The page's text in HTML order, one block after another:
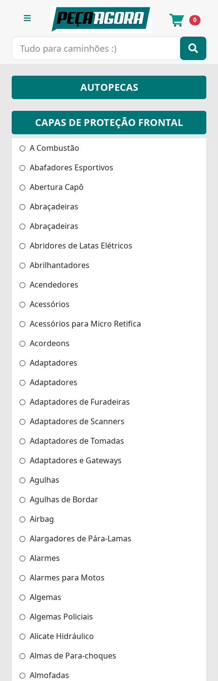
0
AUTOPECAS
CAPAS DE PROTEÇÃO FRONTAL
A Combustão
Abafadores Esportivos
Abertura Capô
Abraçadeiras
Abraçadeiras
Abridores de Latas Elétricos
Abrilhantadores
Acendedores
Acessórios
Acessórios para Micro Retifica
Acordeons
Adaptadores
Adaptadores
Adaptadores de Furadeiras
Adaptadores de Scanners
Adaptadores de Tomadas
Adaptadores e Gateways
Agulhas
Agulhas de Bordar
Airbag
Alargadores de Pára-Lamas
Alarmes
Alarmes para Motos
Algemas
Algemas Policiais
Alicate Hidráulico
Almas de Para-choques
Almofadas